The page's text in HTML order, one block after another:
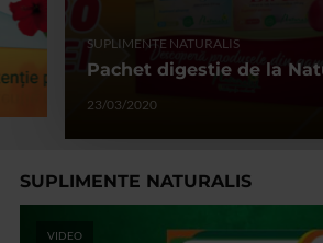
SUPLIMENTE NATURALIS
Pachet digestie de la
23/03/2020
SUPLIMENTE NATURALIS
VIDEO